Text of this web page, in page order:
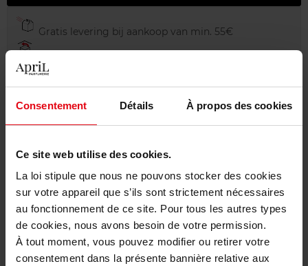
Consentement Détails À propos des cookies
Ce site web utilise des cookies.
La loi stipule que nous ne pouvons stocker des cookies
sur votre appareil que s’ils sont strictement nécessaires
au fonctionnement de ce site. Pour tous les autres types
de cookies, nous avons besoin de votre permission.
À tout moment, vous pouvez modifier ou retirer votre
consentement dans la présente bannière relative aux
Gratis levering bij aankoop van min. 55€
Beschrijving
Gebruiksadvies
Karakteristieken